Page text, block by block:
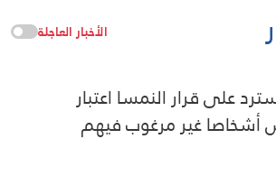
الأخبار العاجلة
على قرار النمسا اعتبار
أشخاصا غير مرغوب فيهم